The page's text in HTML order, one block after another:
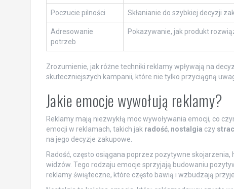
Poczucie pilności Skłanianie do szybkiej decyzji
Adresowanie
potrzeb
Pokazywanie, jak produkt
Zrozumienie, jak różne techniki reklamy wpływają na
skuteczniejszych kampanii, które nie tylko przyciągną
Jakie emocje wywołują reklamy?
Reklamy mają niezwykłą moc wywoływania emocji, co
emocji w reklamach, takich jak radość, nostalgia czy
na jego decyzje zakupowe.
Radość, często osiągana poprzez pozytywne
widzów. Tego rodzaju emocje sprzyjają budowaniu
reklamy świąteczne, które często bawią i wzbudzają